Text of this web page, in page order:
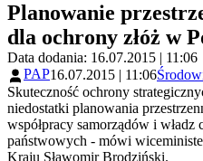
Planowanie
dla ochrony złóż w
Data dodania: 16.07.2015 | 11:06
PAP16.07.2015 | 11:06
Skuteczność ochrony
niedostatki planowania
współpracy samorządów i
państwowych - mówi
Kraju Sławomir Brodziński.